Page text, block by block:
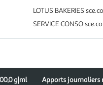
LOTUS BAKERIES
SERVICE CONSO
g|ml Apports journaliers